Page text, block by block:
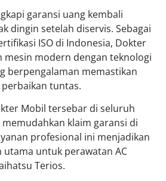
garansi uang kembali
dingin setelah diservis. Sebagai
ISO di Indonesia, Dokter
mesin modern dengan teknologi
berpengalaman memastikan
tuntas.
Mobil tersebar di seluruh
klaim garansi di
profesional ini menjadikan
untuk perawatan AC
Terios.